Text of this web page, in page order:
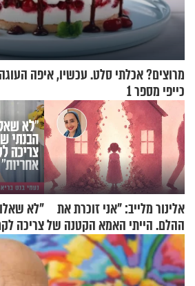
מרוצים? אכלתי סלט. עכשיו, איפה
כייפי מספר 1
אלינור מלייב: "אני זוכרת את
ההלם. הייתי האמא הקטנה של
הבית"
"לא
צריכה
בנט